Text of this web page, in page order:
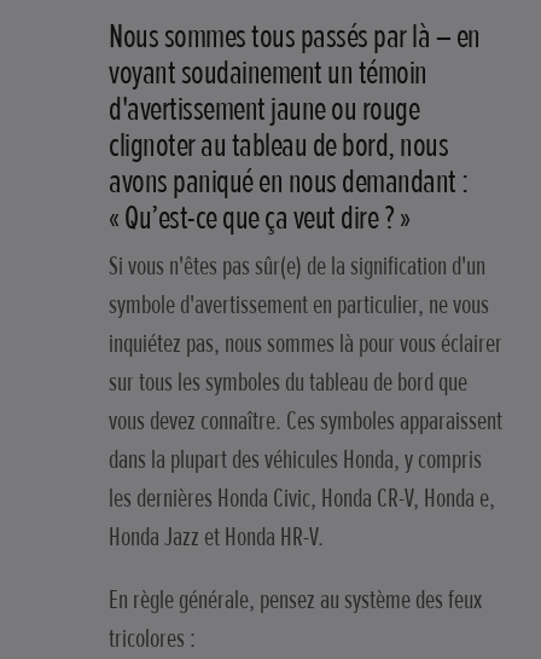
Nous sommes tous passés par là – en
voyant soudainement un témoin
d'avertissement jaune ou rouge
clignoter au tableau de bord, nous
avons paniqué en nous demandant :
« Qu’est-ce que ça veut dire ? »
Si vous n'êtes pas sûr(e) de la signification d'un
symbole d'avertissement en particulier, ne vous
inquiétez pas, nous sommes là pour vous éclairer
sur tous les symboles du tableau de bord que
vous devez connaître. Ces symboles apparaissent
dans la plupart des véhicules Honda, y compris
les dernières Honda Civic, Honda CR-V, Honda e,
Honda Jazz et Honda HR-V.
En règle générale, pensez au système des feux
tricolores :